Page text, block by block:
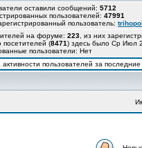
оставили сообщений: 5712
пользователей: 47991
пользователь:
на форуме: 223 , из них
посетителей (8471) здесь было Ср Июл
пользователи: Нет
пользователей за последние